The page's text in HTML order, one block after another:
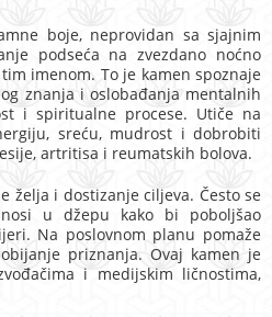
boje, neprovidan sa sjajnim
podseća na zvezdano noćno
imenom. To je kamen spoznaje
znanja i oslobađanja mentalnih
i spiritualne procese. Utiče na
sreću, mudrost i dobrobiti
artritisa i reumatskih bolova.
želja i dostizanje ciljeva. Često se
u džepu kako bi poboljšao
Na poslovnom planu pomaže
priznanja. Ovaj kamen je
i medijskim ličnostima,